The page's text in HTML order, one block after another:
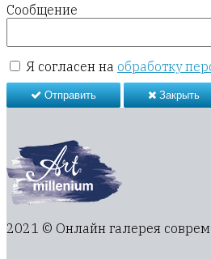
Сообщение
Я согласен на обработку
Отправить Закрыть
2021 © Онлайн галерея